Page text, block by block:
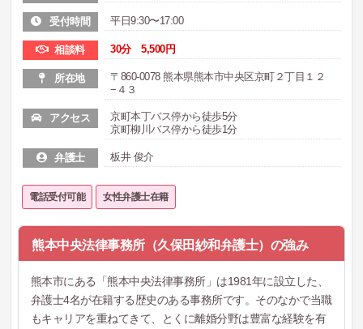
受付時間 平日9:30〜17:00
相談料 30分 5,500円
所在地
〒860-0078 熊本県熊本市中央区京町２丁目１２
−４３
アクセス
京町本丁バス停から徒歩5分
京町柳川バス停から徒歩1分
弁護士 板井 俊介
電話受付可能 女性弁護士在籍
熊本中央法律事務所（久保田紗和弁護士）の強み
熊本市にある「熊本中央法律事務所」は1981年に設立した、
弁護士4名が在籍する歴史のある事務所です。そのなかで当職
もキャリアを重ねてきて、とくに離婚分野は豊富な経験を有